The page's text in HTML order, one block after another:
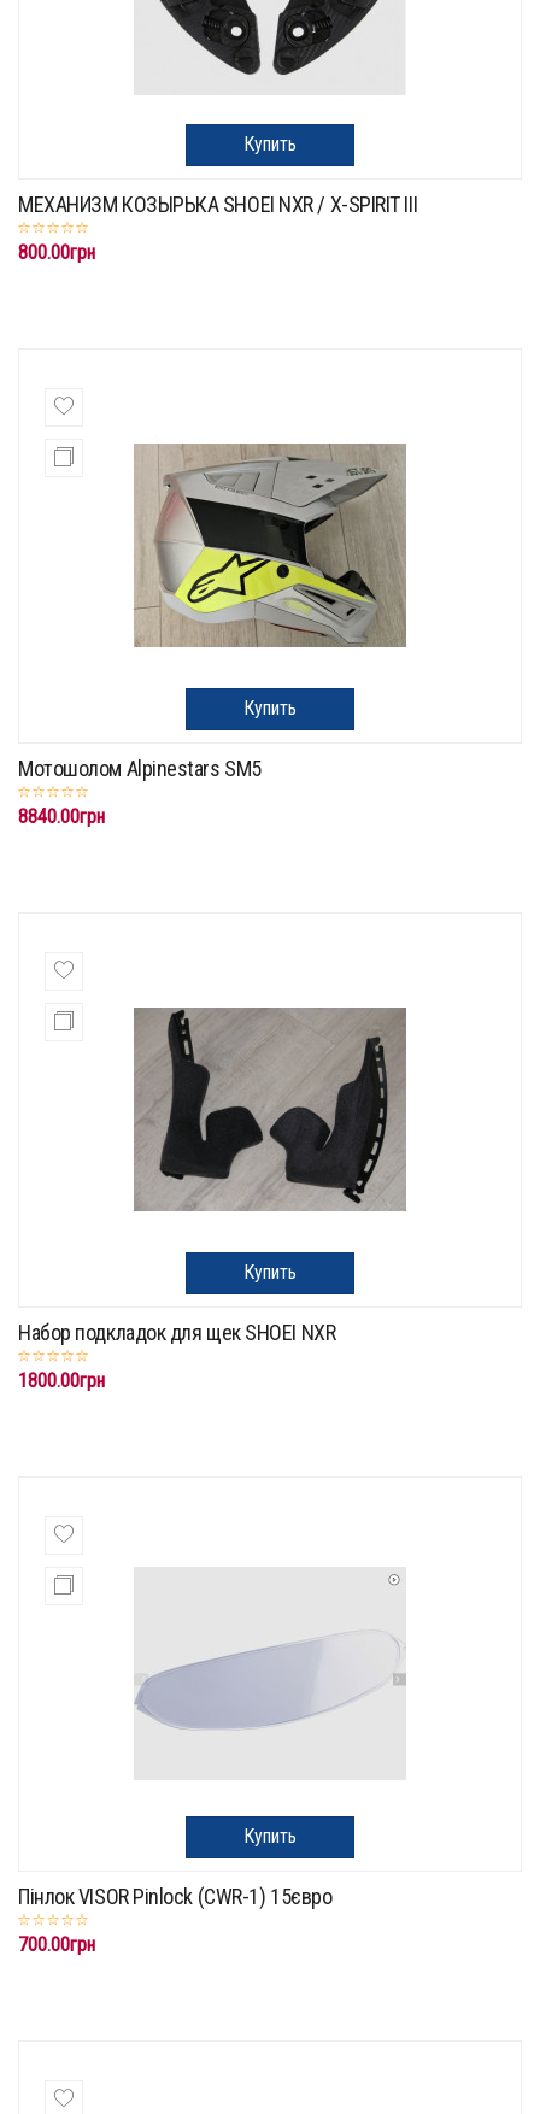
Купить
МЕХАНИЗМ КОЗЫРЬКА SHOEI NXR / X-SPIRIT III
800.00грн
Купить
Мотошолом Alpinestars SM5
8840.00грн
Купить
Набор подкладок для щек SHOEI NXR
1800.00грн
Купить
Пінлок VISOR Pinlock (CWR-1) 15євро
700.00грн